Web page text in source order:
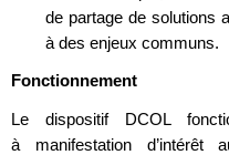
de partage de solutions
à des enjeux communs.
Fonctionnement
Le dispositif DCOL
à manifestation d’intérêt